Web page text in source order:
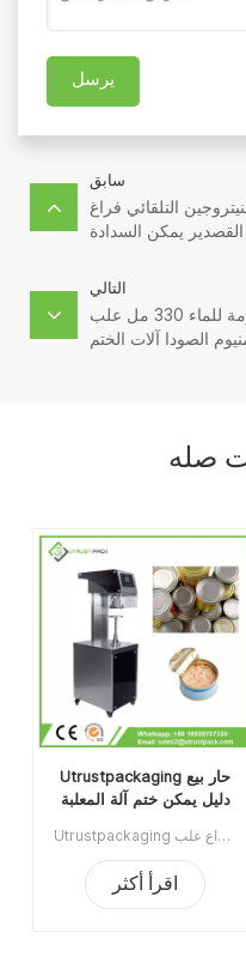
يرسل
سابق
التلقائي فراغ
القصدير يمكن السدادة
التالي
آلة تعليب المشروبات المقاومة للماء 330 مل علب
الصودا آلات الختم
صله
Utrustpackaging حار بيع
دليل يمكن ختم آلة المعلبة
Utrustpackaging دليل البيع الساخن للعلبة ، آلة ختم الطعام المعلب ، مناسبة لإغلاق جميع أنواع علب PET / علب الورق المركبة ، علب الصفيح أو غيرها من الحاويات المستديرة. كفاءة عالية عن طريق النقل الميكانيكي ، الهياكل البسيطة والملائمة للصيانة ، وخفيفة الوزن وسهلة التشغيل.الحد الأدنى للطلب:1قسط:تي / تميناء الشحن:قوانغتشوالمنطقة الأصلية:الصينمهلة:3-5 أيام بعد تلقي الودائع
اقرأ أكثر